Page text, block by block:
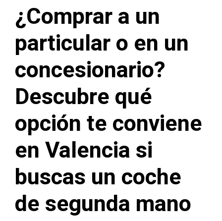
¿Comprar a un
particular o en un
concesionario?
Descubre qué
opción te conviene
en Valencia si
buscas un coche
de segunda mano